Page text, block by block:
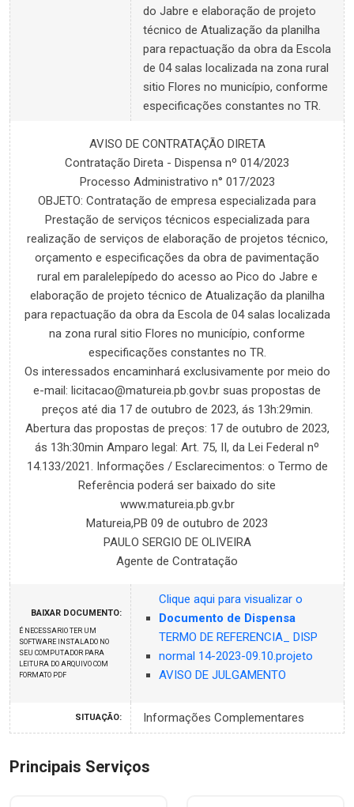
do Jabre e elaboração de projeto
técnico de Atualização da planilha
para repactuação da obra da Escola
de 04 salas localizada na zona rural
sitio Flores no município, conforme
especificações constantes no TR.
AVISO DE CONTRATAÇÃO DIRETA
Contratação Direta - Dispensa nº 014/2023
Processo Administrativo n° 017/2023
OBJETO: Contratação de empresa especializada para
Prestação de serviços técnicos especializada para
realização de serviços de elaboração de projetos técnico,
orçamento e especificações da obra de pavimentação
rural em paralelepípedo do acesso ao Pico do Jabre e
elaboração de projeto técnico de Atualização da planilha
para repactuação da obra da Escola de 04 salas localizada
na zona rural sitio Flores no município, conforme
especificações constantes no TR.
Os interessados encaminhará exclusivamente por meio do
e-mail: licitacao@matureia.pb.gov.br suas propostas de
preços até dia 17 de outubro de 2023, ás 13h:29min.
Abertura das propostas de preços: 17 de outubro de 2023,
ás 13h:30min Amparo legal: Art. 75, II, da Lei Federal nº
14.133/2021. Informações / Esclarecimentos: o Termo de
Referência poderá ser baixado do site
www.matureia.pb.gv.br
Matureia,PB 09 de outubro de 2023
PAULO SERGIO DE OLIVEIRA
Agente de Contratação
BAIXAR DOCUMENTO:
É NECESSARIO TER UM
SOFTWARE INSTALADO NO
SEU COMPUTADOR PARA
LEITURA DO ARQUIVO COM
FORMATO PDF
Clique aqui para visualizar o
Documento de Dispensa
TERMO DE REFERENCIA_ DISP
normal 14-2023-09.10.projeto
AVISO DE JULGAMENTO
SITUAÇÃO: Informações Complementares
Principais Serviços